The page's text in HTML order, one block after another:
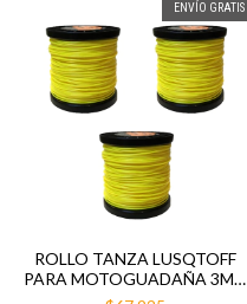
ENVÍO GRATIS
ROLLO TANZA LUSQTOFF
PARA MOTOGUADAÑA 3MM
1KG REDONDA X 3 UDS